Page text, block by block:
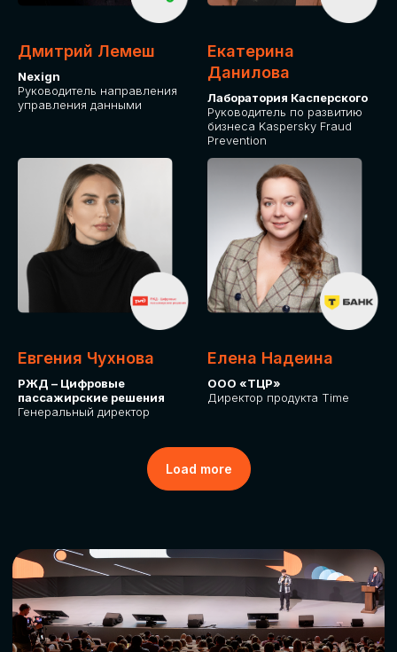
Дмитрий Лемеш
Nexign
Руководитель направления
управления данными
Екатерина
Данилова
Лаборатория Касперского
Руководитель по развитию
бизнеса Kaspersky Fraud
Prevention
Евгения Чухнова
РЖД – Цифровые
пассажирские решения
Генеральный директор
Елена Надеина
ООО «ТЦР»
Директор продукта Time
Load more
ПРИОБРЕСТИ БИЛЕТ